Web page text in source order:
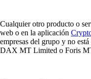
Cualquier otro producto o
web o en la aplicación
empresas del grupo y no
DAX MT Limited o Foris